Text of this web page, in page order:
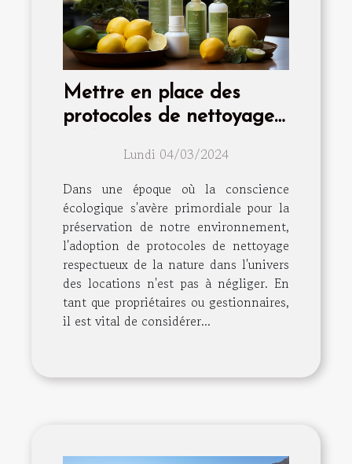
Mettre en place des
protocoles de nettoyage
locationsLundi 04/03/2024
Dans une époque où la conscience
écologique s'avère primordiale pour la
préservation de notre environnement,
l'adoption de protocoles de nettoyage
respectueux de la nature dans l'univers
des locations n'est pas à négliger. En
tant que propriétaires ou gestionnaires,
il est vital de considérer...